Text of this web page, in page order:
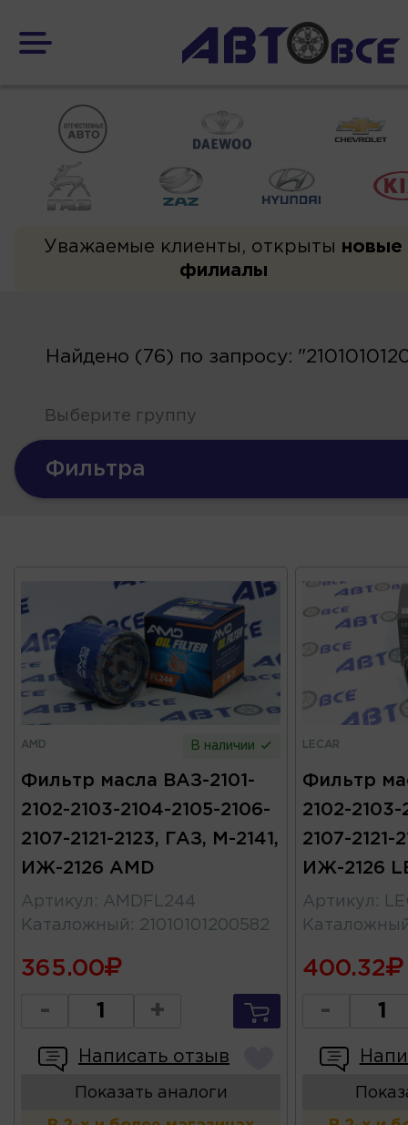
Уважаемые клиенты, открыты новые
филиалы
Найдено (76) по запросу:
Выберите группу
Фильтра
AMD В наличии
Фильтр масла ВАЗ-2101-
2102-2103-2104-2105-2106-
2107-2121-2123, ГАЗ, М-2141,
ИЖ-2126 AMD
Артикул : AMDFL244
Каталожный : 21010101200582
365.00
- +
Написать отзыв
Показать аналоги
LECAR
Фильтр
2102-2103-
2107-2121-
ИЖ-2126
Артикул :
400.32
-